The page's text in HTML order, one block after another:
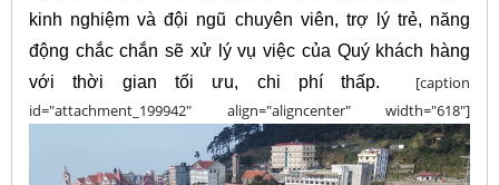
kinh nghiệm và đội ngũ chuyên viên, trợ lý trẻ, năng
động chắc chắn sẽ xử lý vụ việc của Quý khách hàng
với thời gian tối ưu, chi phí thấp.
[caption
id="attachment_199942" align="aligncenter" width="618"]